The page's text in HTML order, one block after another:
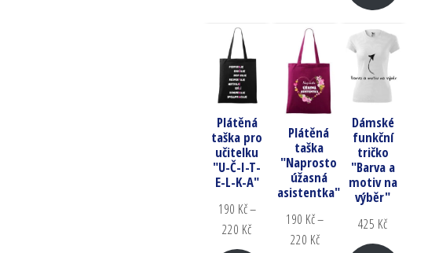
Plátěná
taška pro
učitelku
"U-Č-I-T-
E-L-K-A"
190 Kč–
220 Kč
Plátěná
taška
"Naprosto
úžasná
asistentka"
190 Kč–
220 Kč
Dámské
funkční
tričko
"Barva a
motiv na
výběr"
425 Kč